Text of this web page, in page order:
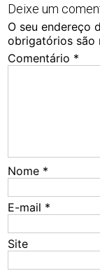
Deixe um
O seu endereço
obrigatórios são
Comentário *
Nome *
E-mail *
Site